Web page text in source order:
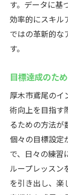
す。データに基
効率的にスキル
ではの革新的な
す。
目標達成のた
厚木市鳶尾のイ
術向上を目指す
るための方法が
個々の目標設定
で、日々の練習
ループレッスン
を引き出し、楽